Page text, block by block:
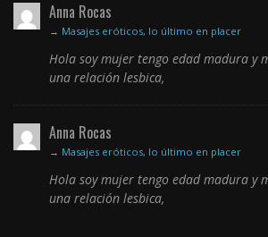
Anna Rocas
→ Masajes eróticos, lo último en placer
Hola soy mujer tengo edad madura y
una relación lesbica,
Anna Rocas
→ Masajes eróticos, lo último en placer
Hola soy mujer tengo edad madura y
una relación lesbica,